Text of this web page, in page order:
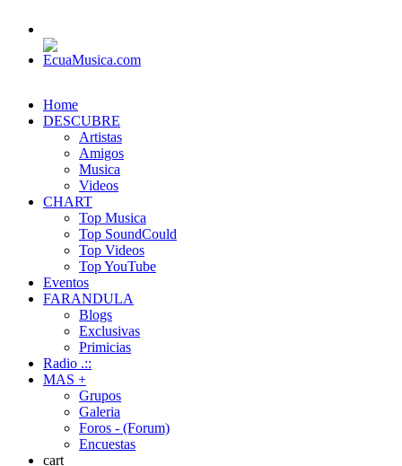
Home
DESCUBRE
Artistas
Amigos
Musica
Videos
CHART
Top Musica
Top SoundCould
Top Videos
Top YouTube
Eventos
FARANDULA
Blogs
Exclusivas
Primicias
Radio .::
MAS +
Grupos
Galeria
Foros - (Forum)
Encuestas
cart